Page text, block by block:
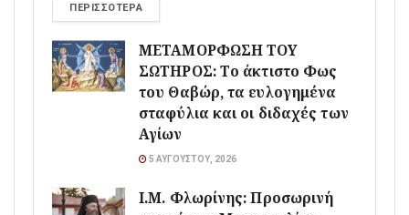
ΠΕΡΙΣΣΌΤΕΡΑ
ΜΕΤΑΜΟΡΦΩΣΗ ΤΟΥ
ΣΩΤΗΡΟΣ: Το άκτιστο Φως
του Θαβώρ, τα ευλογημένα
σταφύλια και οι διδαχές των
Αγίων
5 ΑΥΓΟΎΣΤΟΥ, 2026
Ι.Μ. Φλωρίνης: Προσωρινή